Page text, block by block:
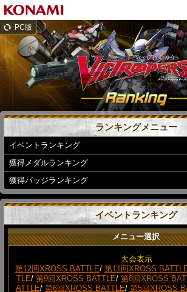
PC版
ランキングメニュー
イベントランキング
獲得メダルランキング
獲得バッジランキング
イベントランキング
メニュー選択
大会表示
第12回XROSS BATTLE/ 第11回XROSS
TLE/ 第9回XROSS BATTLE/ 第8回XROSS
ATTLE/ 第6回XROSS BATTLE/ 第5回XROSS